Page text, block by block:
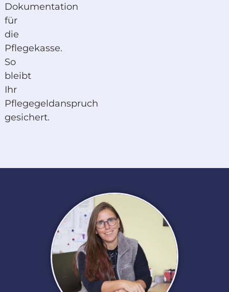
Dokumentation
für
die
Pflegekasse.
So
bleibt
Ihr
Pflegegeldanspruch
gesichert.